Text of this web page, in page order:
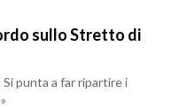
sullo Stretto di
punta a far ripartire i